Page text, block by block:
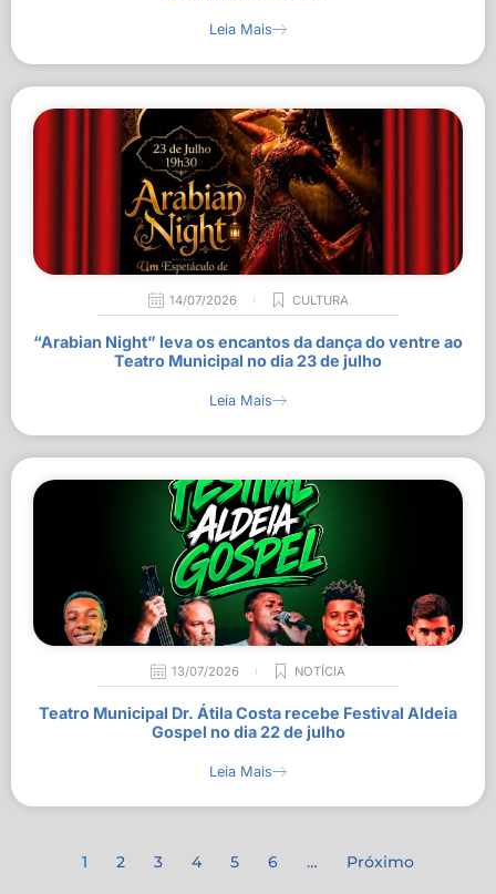
Leia Mais
14/07/2026 CULTURA
“Arabian Night” leva os encantos da dança do ventre ao
Teatro Municipal no dia 23 de julho
Leia Mais
13/07/2026 NOTÍCIA
Teatro Municipal Dr. Átila Costa recebe Festival Aldeia
Gospel no dia 22 de julho
Leia Mais
1 2 3 4 5 6 … Próximo